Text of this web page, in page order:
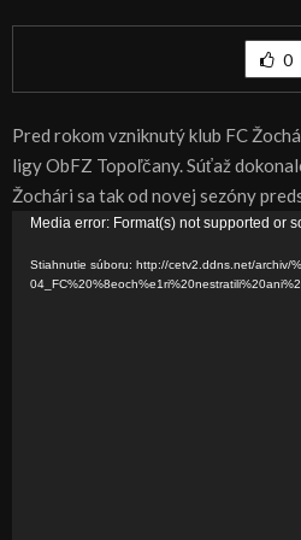
0
Pred rokom vzniknutý klub FC
ligy ObFZ Topoľčany. Súťaž
Žochári sa tak od novej sezóny
Media error: Format(s) not supported or
Stiahnutie súboru: http://cetv2.ddns.net/archiv/